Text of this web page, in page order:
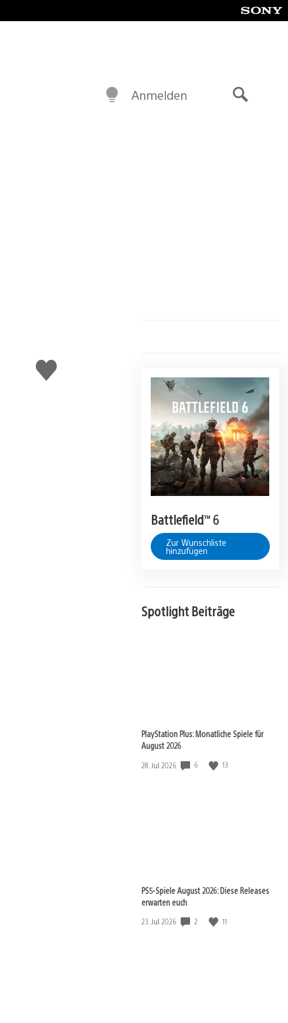
Anmelden
Gefällt
mir
Battlefield™ 6
Zur Wunschliste
hinzufügen
Spotlight Beiträge
PlayStation Plus: Monatliche Spiele für
August 2026
Veröffentlichungsdatum:
28. Jul 2026 6 13
PS5-Spiele August 2026: Diese Releases
erwarten euch
Veröffentlichungsdatum:
23. Jul 2026 2 11